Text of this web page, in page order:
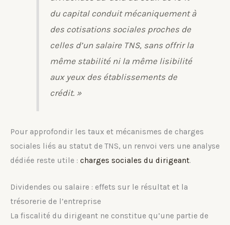
du capital conduit mécaniquement à
des cotisations sociales proches de
celles d’un salaire TNS, sans offrir la
même stabilité ni la même lisibilité
aux yeux des établissements de
crédit. »
Pour approfondir les taux et mécanismes de charges
sociales liés au statut de TNS, un renvoi vers une analyse
dédiée reste utile : charges sociales du dirigeant.
Dividendes ou salaire : effets sur le résultat et la
trésorerie de l’entreprise
La fiscalité du dirigeant ne constitue qu’une partie de